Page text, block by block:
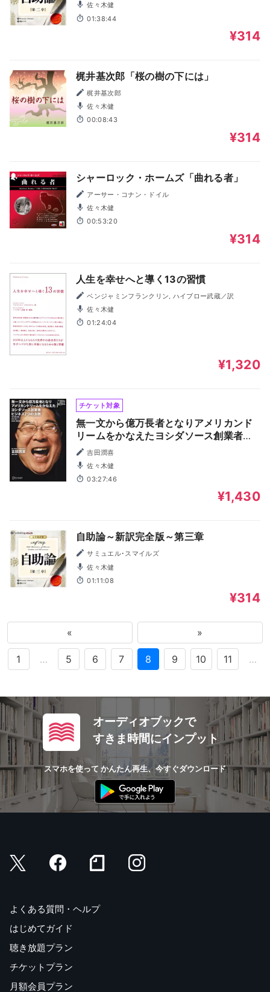
佐々木健
01:38:44
¥314
梶井基次郎「桜の樹の下には」
梶井基次郎
佐々木健
00:08:43
¥314
シャーロック・ホームズ「曲れる者」
アーサー・コナン・ドイル
佐々木健
00:53:20
¥314
人生を幸せへと導く13の習慣
ベンジャミンフランクリン, ハイブロー武蔵／訳
佐々木健
01:24:04
¥1,320
チケット対象
無一文から億万長者となりアメリカンド
リームをかなえたヨシダソース創業者ビ
ジネス7つの法則
吉田潤喜
佐々木健
03:27:46
¥1,430
自助論～新訳完全版～第三章
サミュエル･スマイルズ
佐々木健
01:11:08
¥314
« »
1 … 5 6 7 8 9 10 11 …
オーディオブックで
すきま時間にインプット
スマホを使って かんたん再生、今すぐダウンロード
よくある質問・ヘルプ
はじめてガイド
聴き放題プラン
チケットプラン
月額会員プラン